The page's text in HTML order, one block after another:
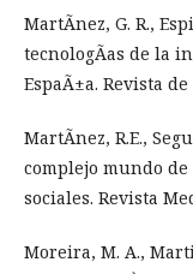
MartÃ­nez, G. R.,
tecnologÃ­as de la
EspaÃ±a. Revista
MartÃ­nez, R.E.,
complejo mundo
sociales. Revista
Moreira, M. A.,